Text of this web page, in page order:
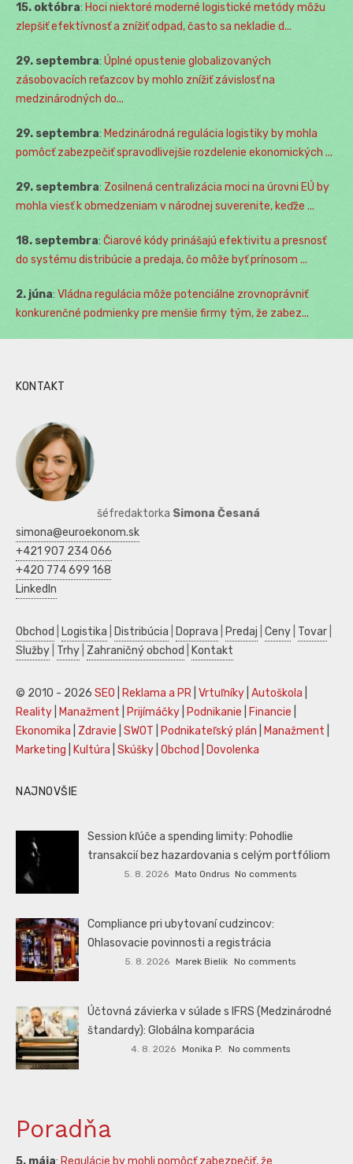
15. októbra: Hoci niektoré moderné logistické metódy môžu
zlepšiť efektívnosť a znížiť odpad, často sa nekladie d...
29. septembra: Úplné opustenie globalizovaných
zásobovacích reťazcov by mohlo znížiť závislosť na
medzinárodných do...
29. septembra: Medzinárodná regulácia logistiky by mohla
pomôcť zabezpečiť spravodlivejšie rozdelenie ekonomických ...
29. septembra: Zosilnená centralizácia moci na úrovni EÚ by
mohla viesť k obmedzeniam v národnej suverenite, keďže ...
18. septembra: Čiarové kódy prinášajú efektivitu a presnosť
do systému distribúcie a predaja, čo môže byť prínosom ...
2. júna: Vládna regulácia môže potenciálne zrovnoprávniť
konkurenčné podmienky pre menšie firmy tým, že zabez...
KONTAKT
šéfredaktorka Simona Česaná
simona@euroekonom.sk
+421 907 234 066
+420 774 699 168
LinkedIn
Obchod Logistika Distribúcia Doprava Predaj Ceny Tovar
Služby Trhy Zahraničný obchod Kontakt
© 2010 - 2026 SEO Reklama a PR Vrtuľníky Autoškola
Reality
Manažment Prijímáčky Podnikanie Financie
Ekonomika
Zdravie SWOT Podnikateľský plán Manažment
Marketing
Kultúra Skúšky Obchod Dovolenka
NAJNOVŠIE
Session kľúče a spending limity: Pohodlie
transakcií bez hazardovania s celým portfóliom
5. 8. 2026 Mato Ondrus No comments
Compliance pri ubytovaní cudzincov:
Ohlasovacie povinnosti a registrácia
5. 8. 2026 Marek Bielik No comments
Účtovná závierka v súlade s IFRS (Medzinárodné
štandardy): Globálna komparácia
4. 8. 2026 Monika P. No comments
Poradňa
5. mája: Regulácie by mohli pomôcť zabezpečiť, že